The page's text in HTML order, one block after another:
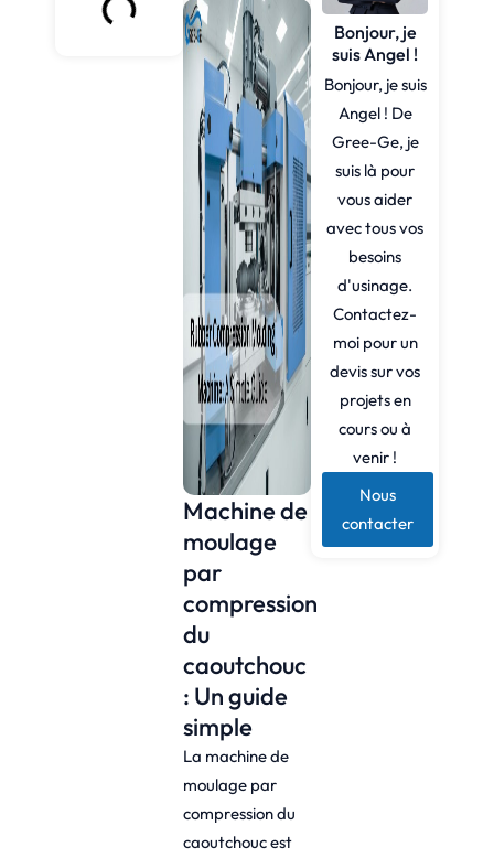
Machine de
moulage
par
compression
du
caoutchouc
: Un guide
simple
La machine de
moulage par
compression du
caoutchouc est
Bonjour, je
suis Angel !
Bonjour, je suis
Angel ! De
Gree-Ge, je
suis là pour
vous aider
avec tous vos
besoins
d'usinage.
Contactez-
moi pour un
devis sur vos
projets en
cours ou à
venir !
Nous
contacter